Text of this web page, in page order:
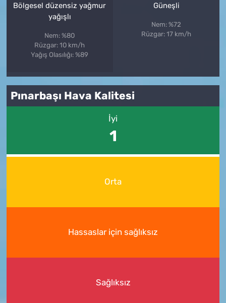
Bölgesel düzensiz yağmur
yağışlı
Nem: %80
Rüzgar: 10 km/h
Yağış Olasılığı: %89
Güneşli
Nem: %72
Rüzgar: 17 km/h
Pınarbaşı Hava Kalitesi
İyi
1
Orta
Hassaslar için sağlıksız
Sağlıksız